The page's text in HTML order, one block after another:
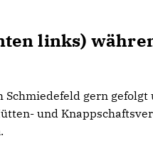
links)
gern
und